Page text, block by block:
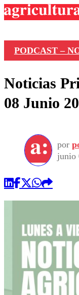
Dato
Vida
PODCAST –
Noticias
08 Junio
por
junio